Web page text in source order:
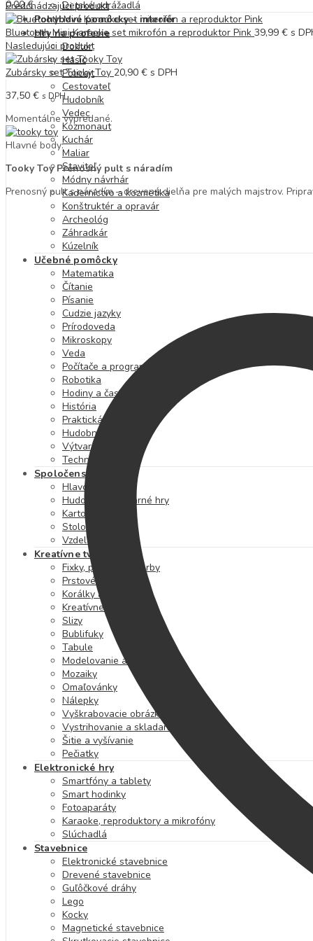
0,00€
Detské odrážadlá
Pohybové pomôcky – interiér
Hry na profesie
Doktor
Hasič
Policajt
Cestovateľ
Hudobník
Vedec
Kozmonaut
Kuchár
Maliar
Staviteľ
Módny návrhár
Kaderníctvo a kozmetika
Konštruktér a opravár
Archeológ
Záhradkár
Kúzelník
Učebné pomôcky
Matematika
Čítanie
Písanie
Cudzie jazyky
Prírodoveda
Mikroskopy
Veda
Počítače a programovanie
Robotika
Hodiny a čas
História
Praktická výchova
Hudobná výchova
Výtvarná výchova
Technika
Spoločenské hry
Hlavolamy
Hudobné a výtvarné hry
Kartové hry
Stolové hry
Vzdelávacie hry
Kreatívne tvorenie
Fixky, pastelky a farby
Prstové farby
Korálky a kamienky
Kreatívne sady
Slizy
Bublifuky
Tabule
Modelovanie a plastelína
Mozaiky
Omaľovánky
Nálepky
Vyškrabovacie obrázky
Vystrihovanie a skladanie
Šitie a vyšívanie
Pečiatky
Elektronické hry
Smartfóny a tablety
Smart hodinky
Fotoaparáty
Karaoke, reproduktory a mikrofóny
Slúchadlá
Stavebnice
Elektronické stavebnice
Drevené stavebnice
Guľôčkové dráhy
Lego
Kocky
Magnetické stavebnice
Predchádzajúci produkt
Bluetooth Mini Karaoke set mikrofón a reproduktor Pink 39,99 € s
Nasledujúci produkt
Zubársky set Tooky Toy 20,90 € s DPH
37,50 € s DPH
Momentálne vypredané.
Hlavné body:
Tooky Toy Prenosný pult s náradím
Prenosný pult s náradím – drevená dielňa pre malých majstrov.